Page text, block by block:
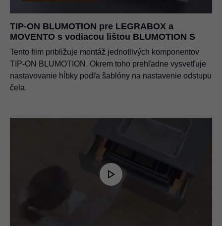
TIP-ON BLUMOTION pre LEGRABOX a
MOVENTO s vodiacou lištou BLUMOTION S
Tento film približuje montáž jednotlivých komponentov
TIP-ON BLUMOTION. Okrem toho prehľadne vysvetľuje
nastavovanie hĺbky podľa šablóny na nastavenie odstupu
čela.